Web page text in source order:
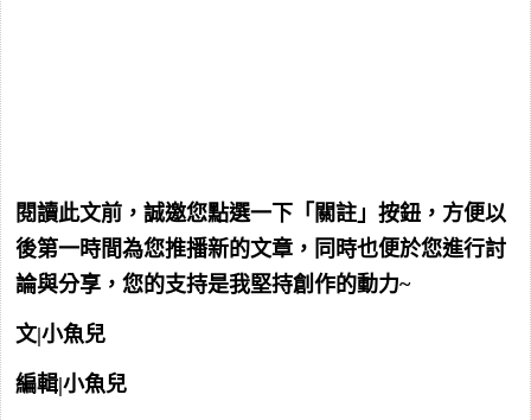
閱讀此文前，誠邀您點選一下「關註」按鈕，方便以
後第一時間為您推播新的文章，同時也便於您進行討
論與分享，您的支持是我堅持創作的動力~
文|小魚兒
編輯|小魚兒